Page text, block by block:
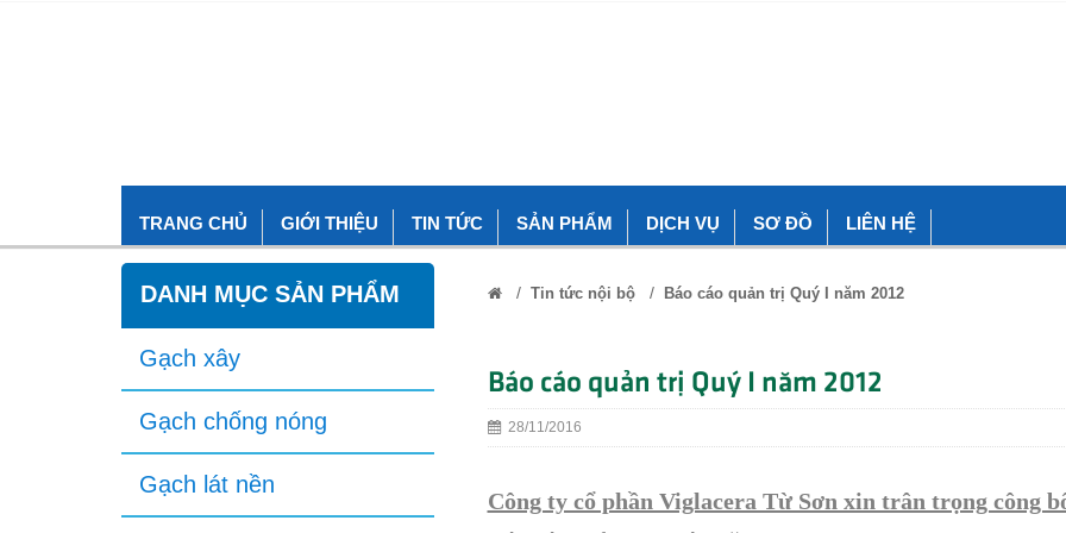
TRANG CHỦ GIỚI THIỆU TIN TỨC SẢN PHẨM DỊCH VỤ SƠ ĐỒ LIÊN HỆ
DANH MỤC SẢN PHẨM
Gạch xây
Gạch chống nóng
Gạch lát nền
/ Tin tức nội bộ/ Báo cáo quản trị Quý I năm 2012
Báo cáo quản trị Quý I năm 2012
28/11/2016
Công ty cổ phần Viglacera Từ Sơn xin trân trọng công